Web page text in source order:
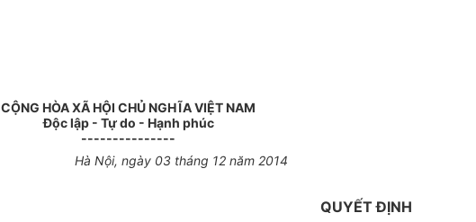
CỘNG HÒA XÃ HỘI CHỦ NGHĨA VIỆT NAM
Độc lập - Tự do - Hạnh phúc
---------------
Hà Nội, ngày 03 tháng 12 năm 2014
QUYẾT ĐỊNH